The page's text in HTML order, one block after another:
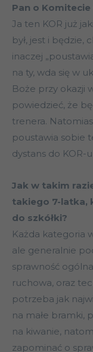
Pan o Komitecie
Ja ten KOR już
był, jest i
inaczej
na ty, wda się w
Boże przy okazji
powiedzieć, że
trenera.
poustawia sobie
dystans do KOR-
Jak w takim
takiego 7-latka,
do szkółki?
Każda kategoria
ale generalnie
sprawność
ruchowa, oraz
potrzeba jak
na małe bramki,
na kiwanie,
zapominać o